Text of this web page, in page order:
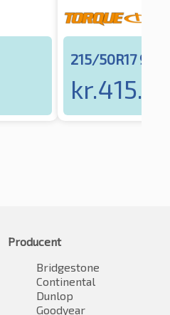
215/50R17 95W
kr.415.13
Producent
Bridgestone
Continental
Dunlop
Goodyear